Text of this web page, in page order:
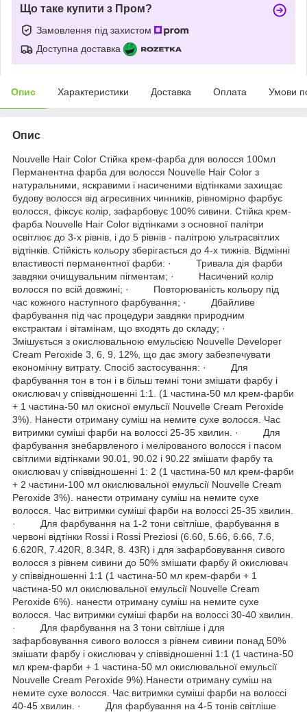
Що таке купити з Пром?
Замовлення під захистом
Доступна доставка
Опис Характеристики Доставка Оплата Умови
Опис
Nouvelle Hair Color Стійка крем-фарба для волосся 100мл
Перманентна фарба для волосся Nouvelle Hair Color з
натуральними, яскравими і насиченими відтінками захищає
будову волосся від агресивних чинників, рівномірно фарбує
волосся, фіксує колір, зафарбовує 100% сивини. Стійка крем-
фарба Nouvelle Hair Color відтінками з основної палітри
освітлює до 3-х рівнів, і до 5 рівнів - палітрою ультрасвітлих
відтінків. Стійкість кольору зберігається до 4-х тижнів. Відмінні
властивості перманентної фарби: · Тривала дія фарби
завдяки очищувальним пігментам; · Насичений колір
волосся по всій довжині; · Повторюваність кольору під
час кожного наступного фарбування; · Дбайливе
фарбування під час процедури завдяки природним
екстрактам і вітамінам, що входять до складу; ·
Змішується з окислювальною емульсією Nouvelle Developer
Cream Peroxide 3, 6, 9, 12%, що дає змогу забезпечувати
економічну витрату. Спосіб застосування: · Для
фарбування тон в тон і в більш темні тони змішати фарбу і
окислювач у співвідношенні 1:1. (1 частина-50 мл крем-фарби
+ 1 частина-50 мл окисної емульсії Nouvelle Cream Peroxide
3%). Нанести отриману суміш на немите сухе волосся. Час
витримки суміші фарби на волоссі 25-35 хвилин. · Для
фарбування знебарвленого і мелірованого волосся і пасом
світлими відтінками 90.01, 90.02 і 90.22 змішати фарбу та
окислювач у співвідношенні 1: 2 (1 частина-50 мл крем-фарби
+ 2 частини-100 мл окислювальної емульсії Nouvelle Cream
Peroxide 3%). нанести отриману суміш на немите сухе
волосся. Час витримки суміші фарби на волоссі 25-35 хвилин.
· Для фарбування на 1-2 тони світліше, фарбування в
червоні відтінки Rossi і Rossi Preziosi (6.60, 5.66, 6.66, 7.6,
6.620R, 7.420R, 8.34R, 8. 43R) і для зафарбовування сивого
волосся з рівнем сивини до 50% змішати фарбу й окислювач
у співвідношенні 1:1 (1 частина-50 мл крем-фарби + 1
частина-50 мл окислювальної емульсії Nouvelle Cream
Peroxide 6%). нанести отриману суміш на немите сухе
волосся. Час витримки суміші фарби на волоссі 30-40 хвилин.
· Для фарбування на 3 тони світліше і для
зафарбовування сивого волосся з рівнем сивини понад 50%
змішати фарбу і окислювач у співвідношенні 1:1 (1 частина-50
мл крем-фарби + 1 частина-50 мл окислювальної емульсії
Nouvelle Cream Peroxide 9%).Нанести отриману суміш на
немите сухе волосся. Час витримки суміші фарби на волоссі
40-45 хвилин. · Для фарбування на 4-5 тонів світліше